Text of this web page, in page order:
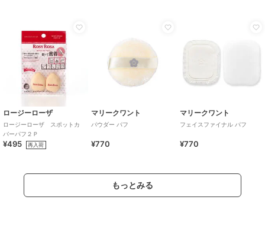
ロージーローザ
ロージーローザ スポットカ
バーパフ２Ｐ
¥495 再入荷
マリークワント
パウダー パフ
¥770
マリークワント
フェイスファイナル パフ
¥770
もっとみる